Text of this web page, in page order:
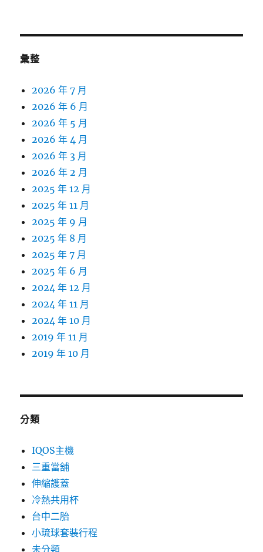
彙整
2026 年 7 月
2026 年 6 月
2026 年 5 月
2026 年 4 月
2026 年 3 月
2026 年 2 月
2025 年 12 月
2025 年 11 月
2025 年 9 月
2025 年 8 月
2025 年 7 月
2025 年 6 月
2024 年 12 月
2024 年 11 月
2024 年 10 月
2019 年 11 月
2019 年 10 月
分類
IQOS主機
三重當舖
伸縮護蓋
冷熱共用杯
台中二胎
小琉球套裝行程
未分類